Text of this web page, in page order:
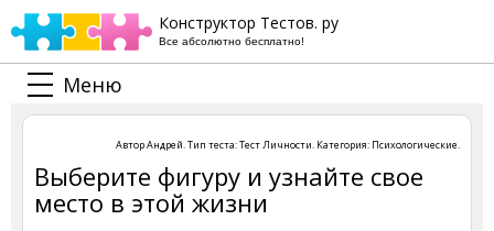
Конструктор Тестов. ру
Все абсолютно бесплатно!
Меню
АвторАндрей. Тип теста:Тест Личности. Категория: Психологические.
Выберите фигуру и узнайте свое
место в этой жизни